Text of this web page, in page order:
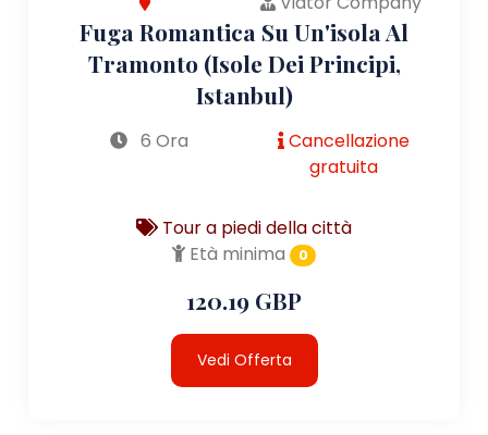
Fuga Romantica Su Un'isola Al
Tramonto (Isole Dei Principi,
Istanbul)
6 Ora
Cancellazione
gratuita
Tour a piedi della città
Età minima
0
120.19 GBP
Vedi Offerta